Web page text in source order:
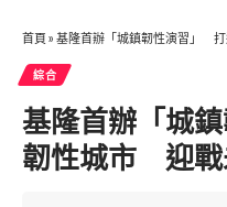
首頁 » 基隆首辦「城鎮韌性演習」
綜合
基隆首辦「城
韌性城市 迎戰